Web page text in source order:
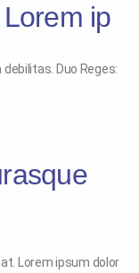
ip
Duo Reges:
Lorem ipsum dolor